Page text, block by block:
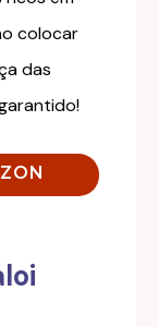
colocar
das